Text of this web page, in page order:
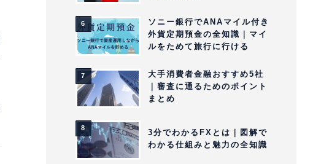
ソニー銀行でANAマイル付き
外貨定期預金の全知識｜マイ
ルをためて旅行に行ける
大手消費者金融おすすめ5社
｜審査に通るためのポイント
まとめ
3分でわかるFXとは｜図解で
わかる仕組みと魅力の全知識